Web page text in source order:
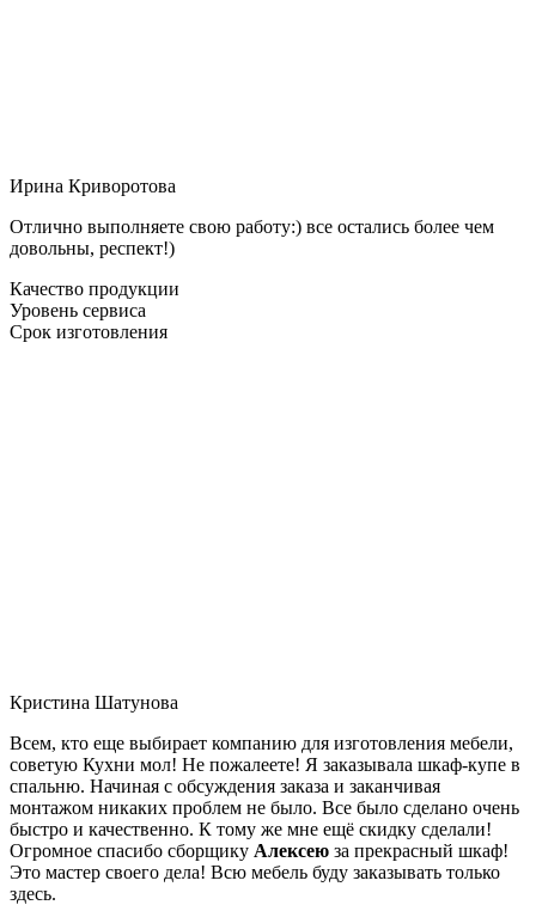
Ирина Криворотова
Отлично выполняете свою работу:) все остались более чем
довольны, респект!)
Качество продукции
Уровень сервиса
Срок изготовления
Кристина Шатунова
Всем, кто еще выбирает компанию для изготовления мебели,
советую Кухни мол! Не пожалеете! Я заказывала шкаф-купе в
спальню. Начиная с обсуждения заказа и заканчивая
монтажом никаких проблем не было. Все было сделано очень
быстро и качественно. К тому же мне ещё скидку сделали!
Огромное спасибо сборщику Алексею за прекрасный шкаф!
Это мастер своего дела! Всю мебель буду заказывать только
здесь.